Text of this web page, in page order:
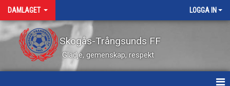
DAMLAGET LOGGA IN
Skogås-Trångsunds FF
Glädje, gemenskap, respekt